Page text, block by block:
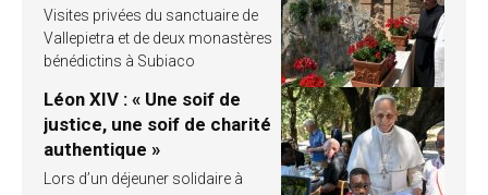
Visites privées du sanctuaire de
Vallepietra et de deux monastères
bénédictins à Subiaco
Léon XIV : « Une soif de
justice, une soif de charité
authentique »
Lors d’un déjeuner solidaire à